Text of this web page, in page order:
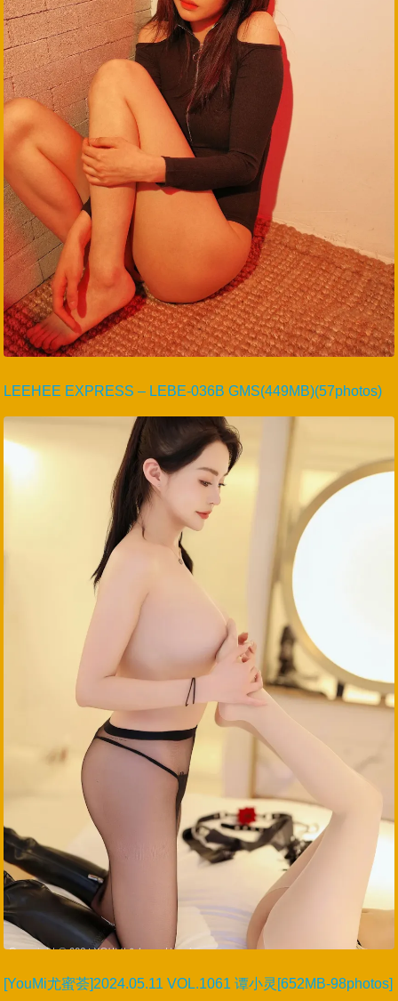
LEEHEE EXPRESS – LEBE-036B GMS(449MB)(57photos)
[YouMi尤蜜荟]2024.05.11 VOL.1061 谭小灵[652MB-98photos]